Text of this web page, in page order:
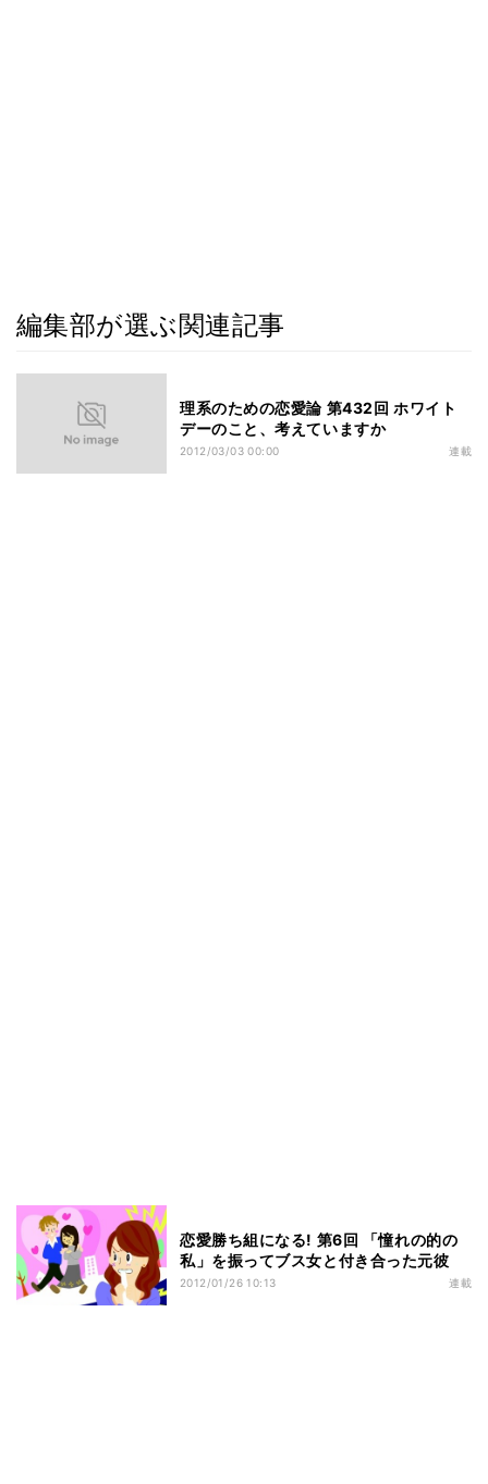
編集部が選ぶ関連記事
理系のための恋愛論 第432回 ホワイト
デーのこと、考えていますか
2012/03/03 00:00 連載
恋愛勝ち組になる! 第6回 「憧れの的の
私」を振ってブス女と付き合った元彼
2012/01/26 10:13 連載